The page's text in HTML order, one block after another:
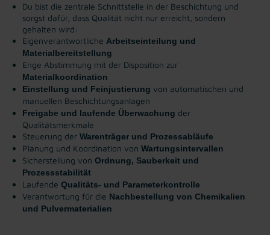
Du bist die zentrale Schnittstelle in der Beschichtung und
sorgst dafür, dass Qualität nicht nur erreicht, sondern
gehalten wird:
Eigenverantwortliche Arbeitseinteilung und
Materialbereitstellung
Enge Abstimmung mit der Disposition zur
Materialkoordination
Einstellung und Feinjustierung von automatischen und
manuellen Beschichtungsanlagen
Freigabe und laufende Überwachung der
Qualitätsmerkmale
Steuerung der Warenträger und Prozessabläufe
Planung und Koordination von Wartungsintervallen
Sicherstellung von Ordnung, Sauberkeit und
Prozessstabilität
Laufende Qualitäts- und Parameterkontrolle
Verantwortung für die Nachbestellung von Chemikalien
und Pulvermaterialien